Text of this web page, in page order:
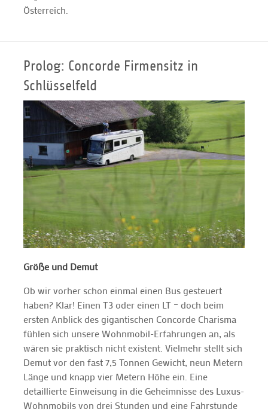
Österreich.
Prolog: Concorde Firmensitz in
Schlüsselfeld
Größe und Demut
Ob wir vorher schon einmal einen Bus gesteuert
haben? Klar! Einen T3 oder einen LT – doch beim
ersten Anblick des gigantischen Concorde Charisma
fühlen sich unsere Wohnmobil-Erfahrungen an, als
wären sie praktisch nicht existent. Vielmehr stellt sich
Demut vor den fast 7,5 Tonnen Gewicht, neun Metern
Länge und knapp vier Metern Höhe ein. Eine
detaillierte Einweisung in die Geheimnisse des Luxus-
Wohnmobils von drei Stunden und eine Fahrstunde